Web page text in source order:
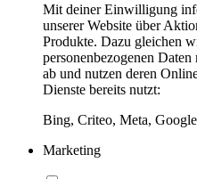
Mit deiner Einwilligung
unserer Website über
Produkte. Dazu gleichen
personenbezogenen
ab und nutzen deren
Dienste bereits nutzt:
Bing, Criteo, Meta,
Marketing